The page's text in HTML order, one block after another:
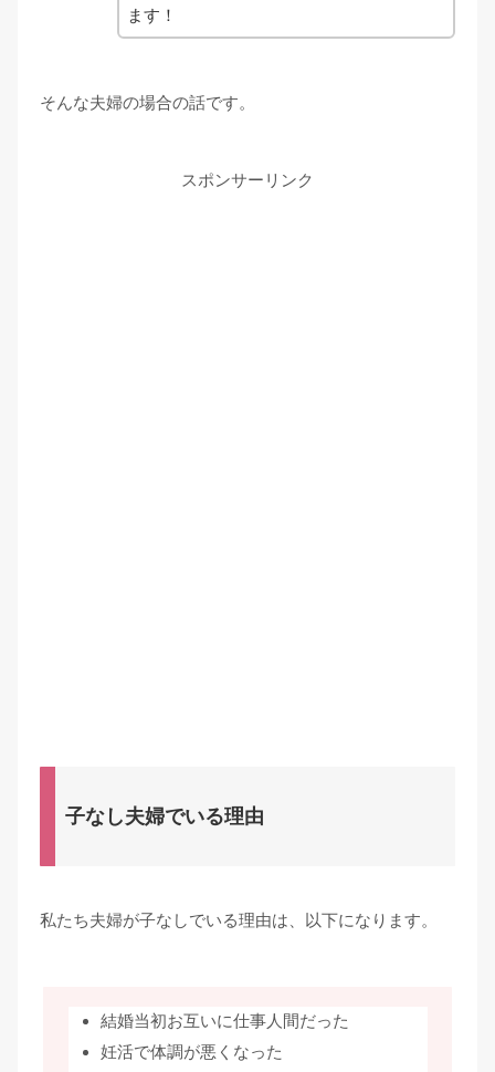
ます！
そんな夫婦の場合の話です。
スポンサーリンク
子なし夫婦でいる理由
私たち夫婦が子なしでいる理由は、以下になります。
結婚当初お互いに仕事人間だった
妊活で体調が悪くなった